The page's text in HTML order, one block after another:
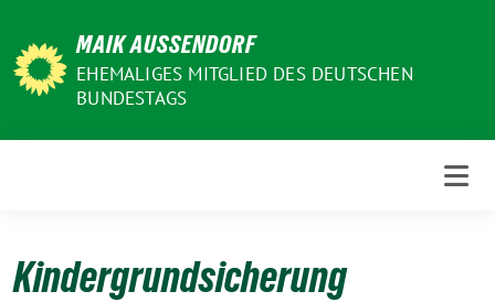
zum
Inhalt
MAIK AUSSENDORF
EHEMALIGES MITGLIED DES DEUTSCHEN
BUNDESTAGS
Kindergrundsicherung